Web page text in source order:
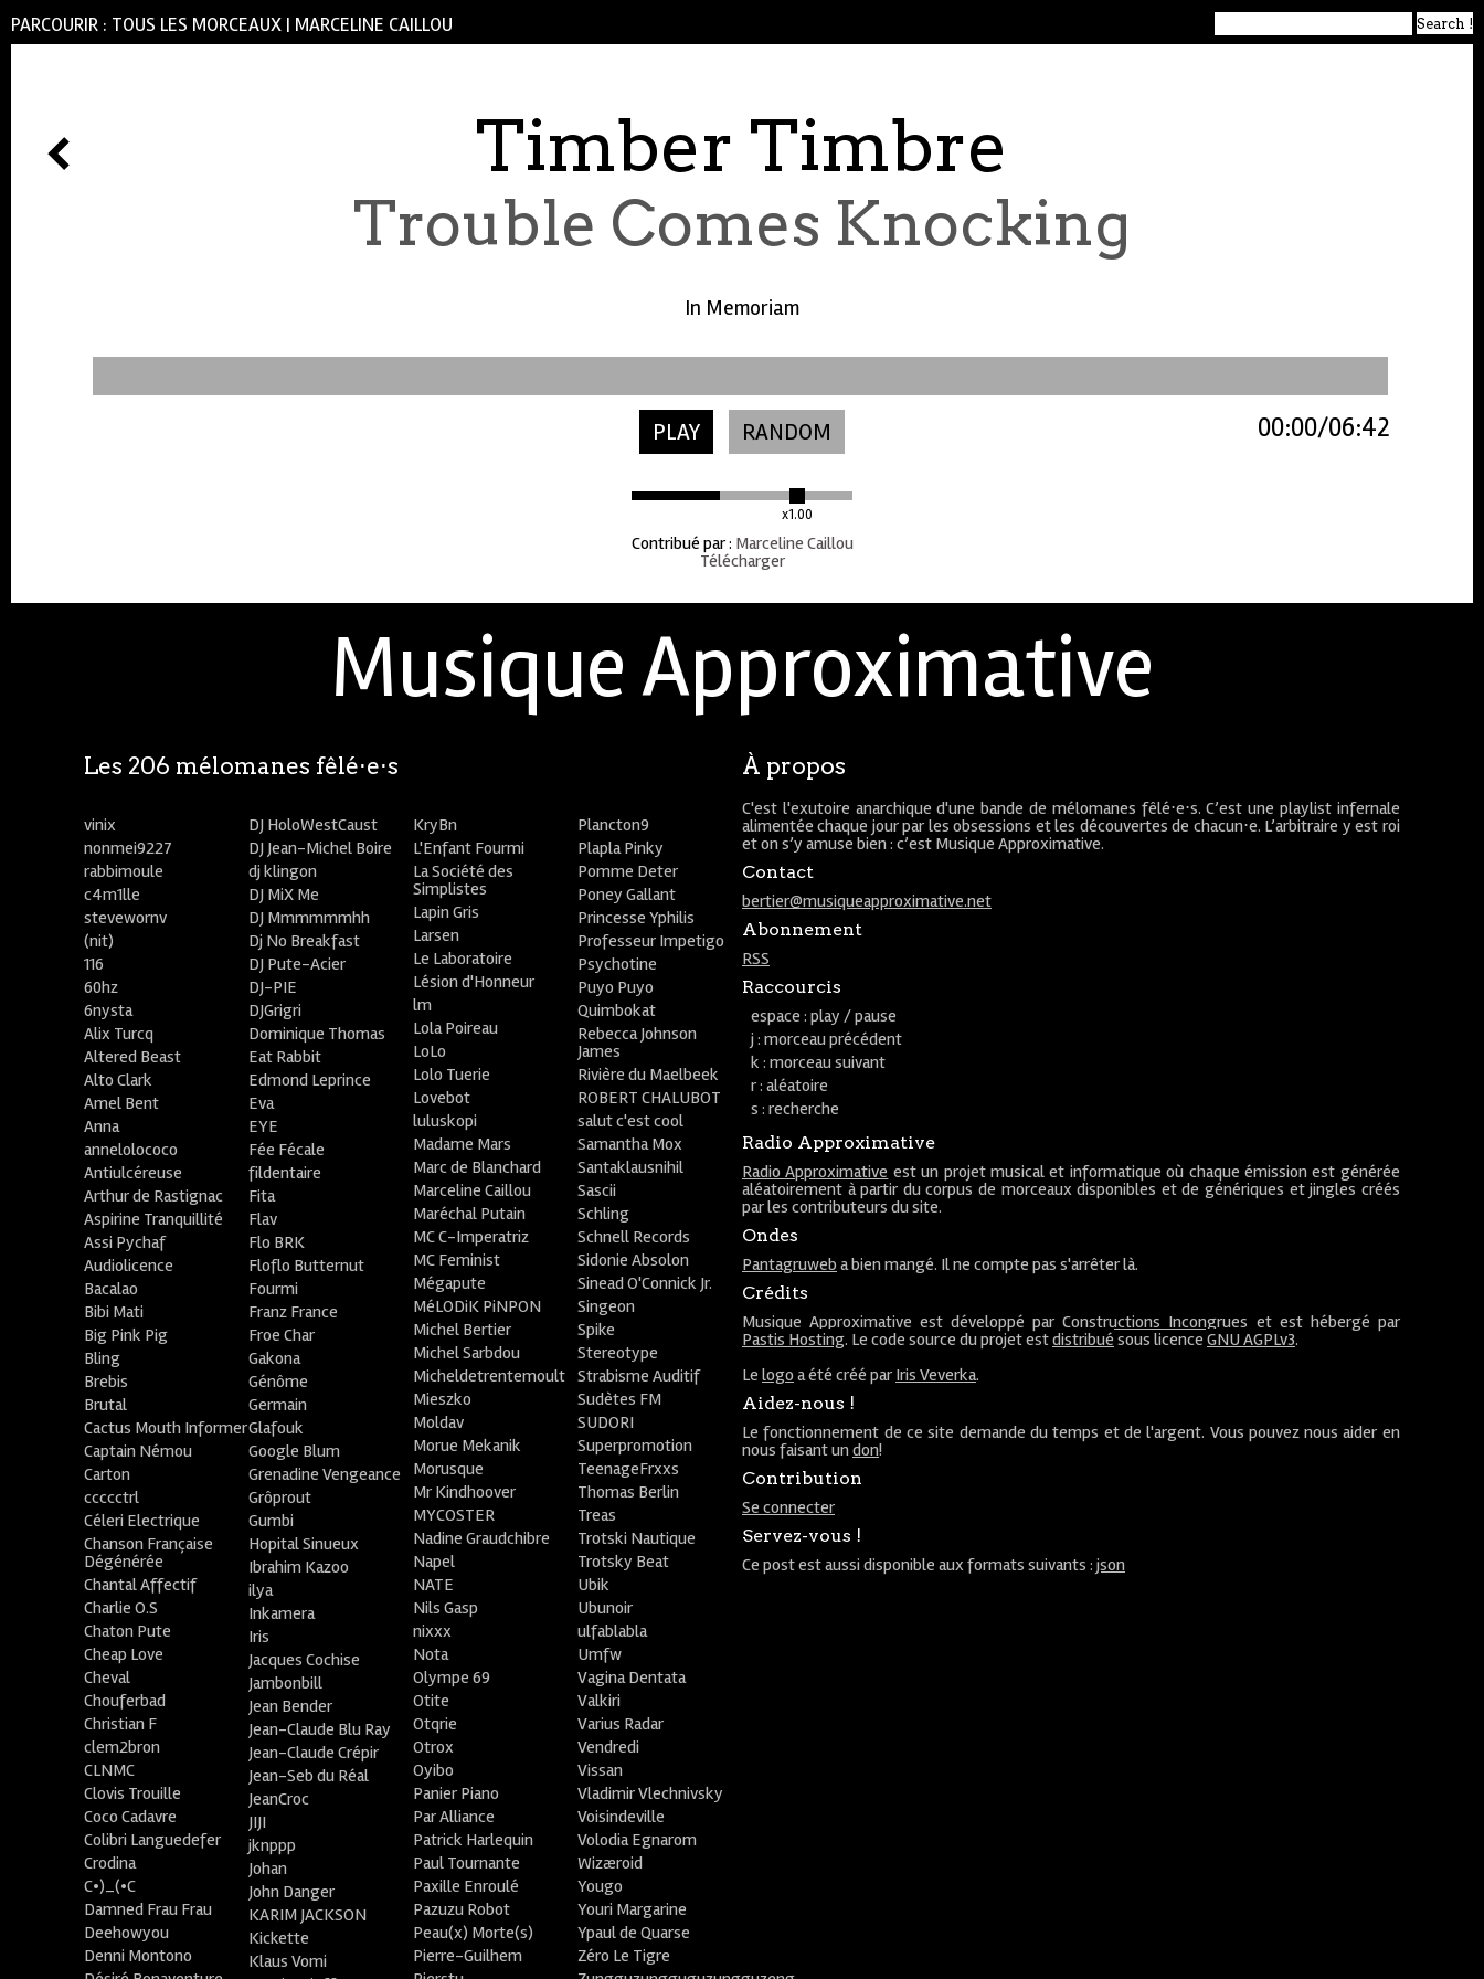
PARCOURIR : TOUS LES MORCEAUX | MARCELINE CAILLOU
Timber Timbre
Trouble Comes Knocking
In Memoriam
PLAY RANDOM
x1.00
06:42
00:00
Contribué par: Marceline Caillou
Télécharger
Musique Approximative
À propos
C'est l'exutoire anarchique d'une bande de mélomanes fêlé⋅e⋅s. C’est une playlist infernale
alimentée chaque jour par les obsessions et les découvertes de chacun⋅e. L’arbitraire y est roi
et on s’y amuse bien : c’est Musique Approximative.
Contact
bertier@musiqueapproximative.net
Abonnement
RSS
Raccourcis
espace : play / pause
j : morceau précédent
k : morceau suivant
r : aléatoire
s : recherche
Radio Approximative
Radio Approximative est un projet musical et informatique où chaque émission est générée
aléatoirement à partir du corpus de morceaux disponibles et de génériques et jingles créés
par les contributeurs du site.
Ondes
Pantagruweb a bien mangé. Il ne compte pas s'arrêter là.
Crédits
Musique Approximative est développé parConstructions Incongrues et est hébergé par
Pastis Hosting. Le code source du projet estdistribué sous licence GNU AGPLv3.
Le logo a été créé par Iris Veverka.
Aidez-nous !
Le fonctionnement de ce site demande du temps et de l'argent. Vous pouvez nous aider en
nous faisant undon!
Contribution
Se connecter
Servez-vous !
Ce post est aussi disponible aux formats suivants : json
Les 206 mélomanes fêlé⋅e⋅s
vinix
nonmei9227
rabbimoule
c4m1lle
stevewornv
(nit)
116
60hz
6nysta
Alix Turcq
Altered Beast
Alto Clark
Amel Bent
Anna
annelolococo
Antiulcéreuse
Arthur de Rastignac
Aspirine Tranquillité
Assi Pychaf
Audiolicence
Bacalao
Bibi Mati
Big Pink Pig
Bling
Brebis
Brutal
Cactus Mouth Informer
Captain Némou
Carton
ccccctrl
Céleri Electrique
Chanson Française
Dégénérée
Chantal Affectif
Charlie O.S
Chaton Pute
Cheap Love
Cheval
Chouferbad
Christian F
clem2bron
CLNMC
Clovis Trouille
Coco Cadavre
Colibri Languedefer
Crodina
C•)_(•C
Damned Frau Frau
Deehowyou
Denni Montono
DJ HoloWestCaust
DJ Jean-Michel Boire
dj klingon
DJ MiX Me
DJ Mmmmmmhh
Dj No Breakfast
DJ Pute-Acier
DJ-PIE
DJGrigri
Dominique Thomas
Eat Rabbit
Edmond Leprince
Eva
EYE
Fée Fécale
fildentaire
Fita
Flav
Flo BRK
Floflo Butternut
Fourmi
Franz France
Froe Char
Gakona
Génôme
Germain
Glafouk
Google Blum
Grenadine Vengeance
Grôprout
Gumbi
Hopital Sinueux
Ibrahim Kazoo
ilya
Inkamera
Iris
Jacques Cochise
Jambonbill
Jean Bender
Jean-Claude Blu Ray
Jean-Claude Crépir
Jean-Seb du Réal
JeanCroc
JIJI
jknppp
Johan
John Danger
KARIM JACKSON
Kickette
Klaus Vomi
KryBn
L'Enfant Fourmi
La Société des
Simplistes
Lapin Gris
Larsen
Le Laboratoire
Lésion d'Honneur
lm
Lola Poireau
LoLo
Lolo Tuerie
Lovebot
luluskopi
Madame Mars
Marc de Blanchard
Marceline Caillou
Maréchal Putain
MC C-Imperatriz
MC Feminist
Mégapute
MéLODiK PiNPON
Michel Bertier
Michel Sarbdou
Micheldetrentemoult
Mieszko
Moldav
Morue Mekanik
Morusque
Mr Kindhoover
MYCOSTER
Nadine Graudchibre
Napel
NATE
Nils Gasp
nixxx
Nota
Olympe 69
Otite
Otqrie
Otrox
Oyibo
Panier Piano
Par Alliance
Patrick Harlequin
Paul Tournante
Paxille Enroulé
Pazuzu Robot
Peau(x) Morte(s)
Pierre-Guilhem
Plancton9
Plapla Pinky
Pomme Deter
Poney Gallant
Princesse Yphilis
Professeur Impetigo
Psychotine
Puyo Puyo
Quimbokat
Rebecca Johnson
James
Rivière du Maelbeek
ROBERT CHALUBOT
salut c'est cool
Samantha Mox
Santaklausnihil
Sascii
Schling
Schnell Records
Sidonie Absolon
Sinead O'Connick Jr.
Singeon
Spike
Stereotype
Strabisme Auditif
Sudètes FM
SUDORI
Superpromotion
TeenageFrxxs
Thomas Berlin
Treas
Trotski Nautique
Trotsky Beat
Ubik
Ubunoir
ulfablabla
Umfw
Vagina Dentata
Valkiri
Varius Radar
Vendredi
Vissan
Vladimir Vlechnivsky
Voisindeville
Volodia Egnarom
Wizæroid
Yougo
Youri Margarine
Ypaul de Quarse
Zéro Le Tigre